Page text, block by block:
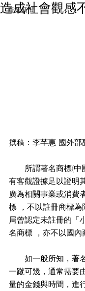
產業新聞
造成社會觀感
撰稿：李芊惠 國外部
所謂著名商標(中
有客觀證據足以證明
廣為相關事業或消費
標 ，不以註冊商標為
局曾認定未註冊的「
名商標 ，亦不以國內
如一般所知，著
一蹴可幾，通常需要
量的金錢與時間，進